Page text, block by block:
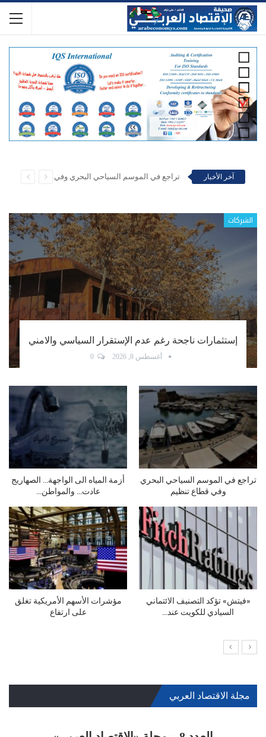
آخر الأخبار أزمة المياه الى الواجهة… الصهاريج عادت… والمواطن يدفع فاتورتين
سياحة وسفر
أكد أن غالبية الوافدين من المغتربين وأن التحدي الأكبر
في تراجع الإنفاق السياحي عبود: إنخفاض حركة
شو ناطرين؟
الاستثمار إلى…
مجلة الاقتصاد العربي